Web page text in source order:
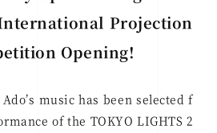
Projection
Opening!
music has been selected f
of the TOKYO LIGHTS 2